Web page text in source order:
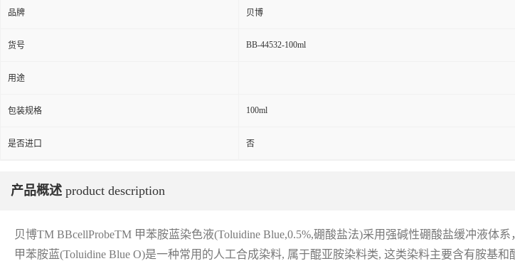
品牌 贝博
货号 BB-44532-100ml
用途
包装规格 100ml
是否进口 否
产品概述 product description
贝博TM BBcellProbeTM 甲苯胺蓝染色液(Toluidine Blue,0.5%,硼酸盐法)采用强碱性硼酸盐缓冲液体系
甲苯胺蓝(Toluidine Blue O)是一种常用的人工合成染料, 属于醌亚胺染料类, 这类染料主要含有胺基